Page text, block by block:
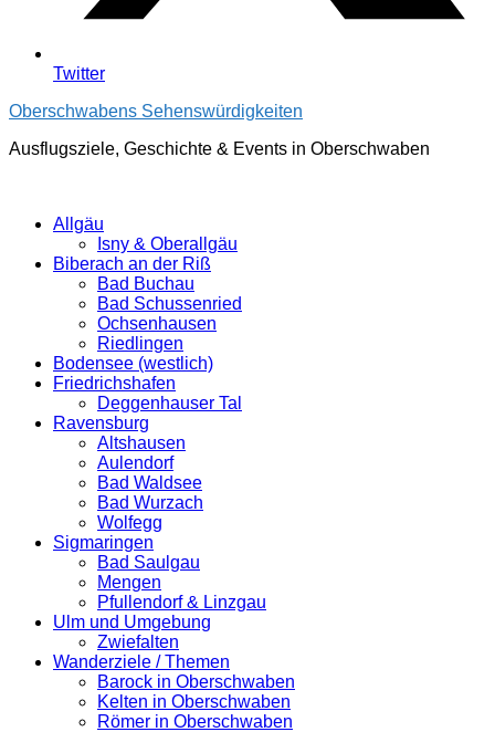
Twitter
Oberschwabens Sehenswürdigkeiten
Ausflugsziele, Geschichte & Events in Oberschwaben
Allgäu
Isny & Oberallgäu
Biberach an der Riß
Bad Buchau
Bad Schussenried
Ochsenhausen
Riedlingen
Bodensee (westlich)
Friedrichshafen
Deggenhauser Tal
Ravensburg
Altshausen
Aulendorf
Bad Waldsee
Bad Wurzach
Wolfegg
Sigmaringen
Bad Saulgau
Mengen
Pfullendorf & Linzgau
Ulm und Umgebung
Zwiefalten
Wanderziele / Themen
Barock in Oberschwaben
Kelten in Oberschwaben
Römer in Oberschwaben